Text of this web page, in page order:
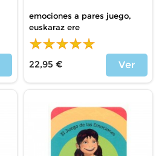
emociones a pares juego,
euskaraz ere
22,95 €
Ver